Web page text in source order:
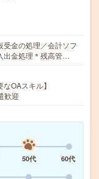
受金の処理／会計ソフ
出金処理＊残高管…
OAスキル】
歓迎
50代
60代